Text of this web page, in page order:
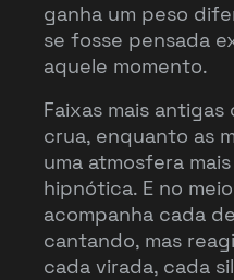
ganha um peso
se fosse pensada
aquele momento.
Faixas mais
crua, enquanto as
uma atmosfera
hipnótica. E no
acompanha cada
cantando, mas
cada virada, cada